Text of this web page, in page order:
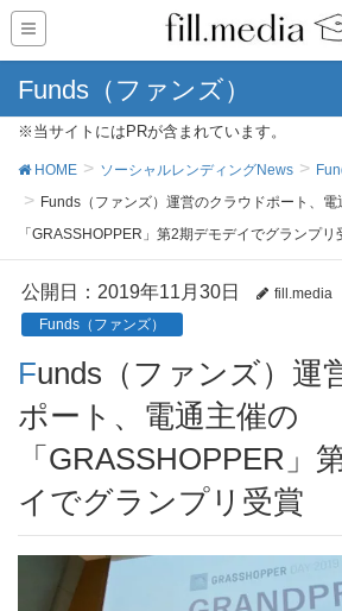
Funds（ファンズ）
※当サイトにはPRが含まれています。
HOME ソーシャルレンディングNews
Funds（ファンズ）運営のクラウドポート、電
「GRASSHOPPER」第2期デモデイでグランプリ
公開日： 2019年11月30日
fill.media
Funds（ファンズ）
Funds（ファンズ）運営のクラウド
ポート、電通主催の
「GRASSHOPPER」
イでグランプリ受賞